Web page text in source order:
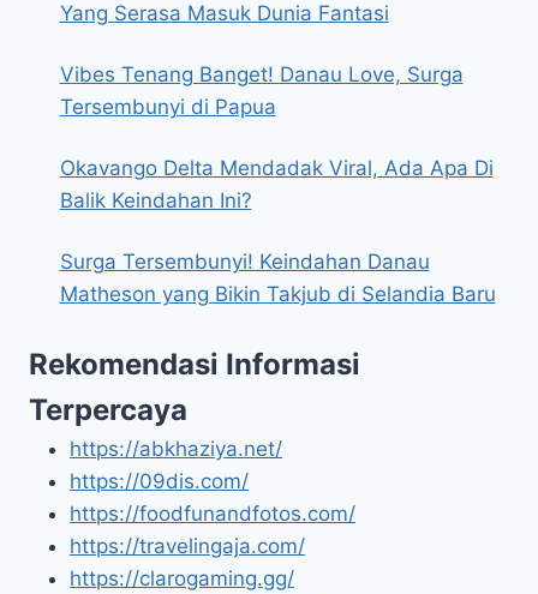
Yang Serasa Masuk Dunia Fantasi
Vibes Tenang Banget! Danau Love, Surga
Tersembunyi di Papua
Okavango Delta Mendadak Viral, Ada Apa Di
Balik Keindahan Ini?
Surga Tersembunyi! Keindahan Danau
Matheson yang Bikin Takjub di Selandia Baru
Rekomendasi Informasi
Terpercaya
https://abkhaziya.net/
https://09dis.com/
https://foodfunandfotos.com/
https://travelingaja.com/
https://clarogaming.gg/